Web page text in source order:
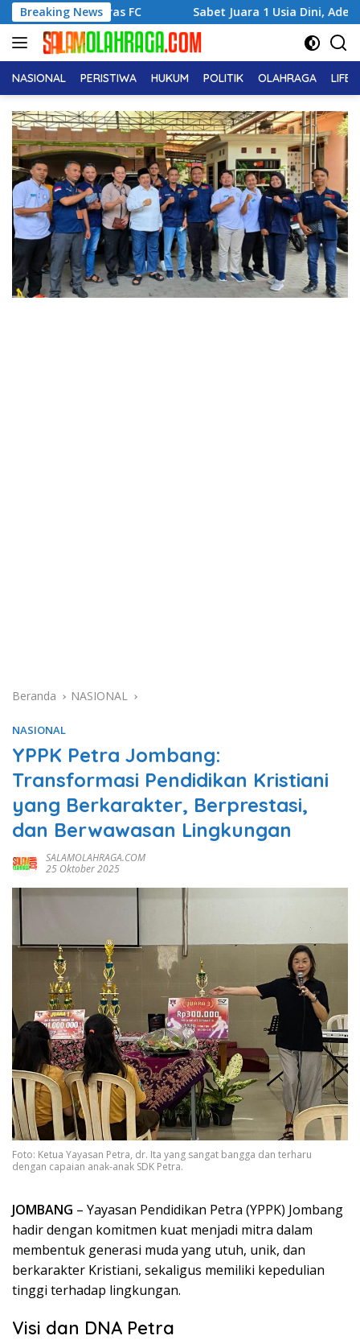
Langsung
ke
konten
Breaking News
FC Sabet Juara 1 Usia Dini, Adena Zahra
NASIONAL PERISTIWA HUKUM POLITIK OLAHRAGA
Beranda NASIONAL
NASIONAL
YPPK Petra Jombang:
Transformasi Pendidikan Kristiani
yang Berkarakter, Berprestasi,
dan Berwawasan Lingkungan
SALAMOLAHRAGA.COM
25 Oktober 2025
Foto: Ketua Yayasan Petra, dr. Ita yang sangat bangga dan terharu
dengan capaian anak-anak SDK Petra.
JOMBANG – Yayasan Pendidikan Petra (YPPK) Jombang
hadir dengan komitmen kuat menjadi mitra dalam
membentuk generasi muda yang utuh, unik, dan
berkarakter Kristiani, sekaligus memiliki kepedulian
tinggi terhadap lingkungan.
Visi dan DNA Petra